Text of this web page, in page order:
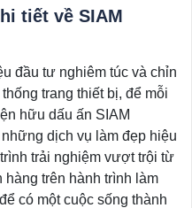
tiết về SIAM
đầu tư nghiêm túc và chỉn
trang thiết bị, để mỗi
hữu dấu ấn SIAM
dịch vụ làm đẹp hiệu
trải nghiệm vượt trội từ
hàng trên hành trình làm
có một cuộc sống thành